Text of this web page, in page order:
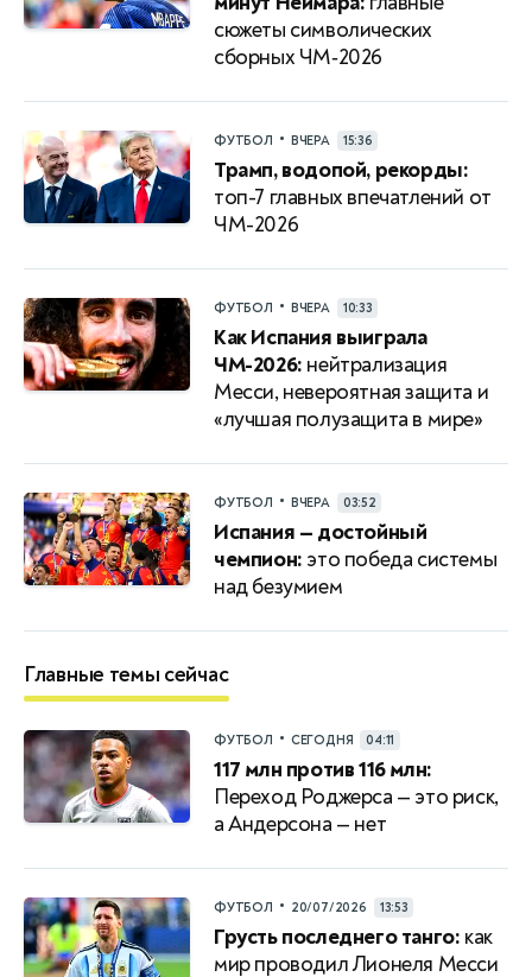
сюжеты символических
сборных ЧМ‑2026
ФУТБОЛ • ВЧЕРА 15:36
Трамп, водопой, рекорды:
топ-7 главных впечатлений от
ЧМ-2026
ФУТБОЛ • ВЧЕРА 10:33
Как Испания выиграла
ЧМ-2026: нейтрализация
Месси, невероятная защита и
«лучшая полузащита в мире»
ФУТБОЛ • ВЧЕРА 03:52
Испания — достойный
чемпион: это победа системы
над безумием
Главные темы сейчас
ФУТБОЛ • СЕГОДНЯ 04:11
117 млн против 116 млн:
Переход Роджерса — это риск,
а Андерсона — нет
ФУТБОЛ • 20/07/2026 13:53
Грусть последнего танго: как
мир проводил Лионеля Месси